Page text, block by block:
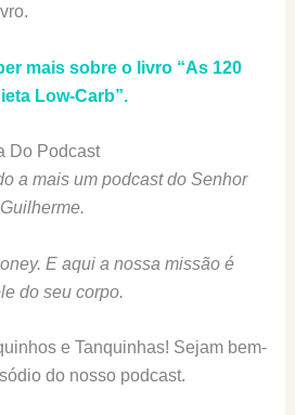
mais sobre o livro “As 120
Low-Carb”.
Do Podcast
a mais um podcast do Senhor
E aqui a nossa missão é
do seu corpo.
e Tanquinhas! Sejam bem-
do nosso podcast.